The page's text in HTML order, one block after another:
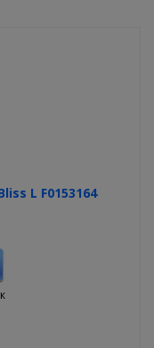
L F0153164